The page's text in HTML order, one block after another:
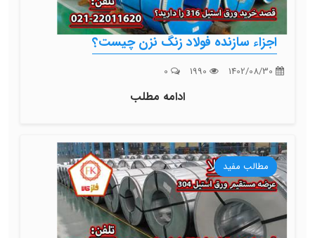
اجزاء سازنده فولاد زنگ نزن چیست؟
ادامه مطلب
مطالب مفید